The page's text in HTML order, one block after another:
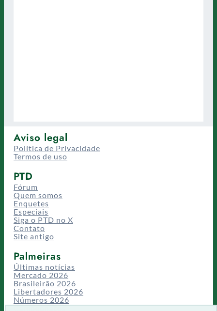
Aviso legal
Política de Privacidade
Termos de uso
PTD
Fórum
Quem somos
Enquetes
Especiais
Siga o PTD no X
Contato
Site antigo
Palmeiras
Últimas notícias
Mercado 2026
Brasileirão 2026
Libertadores 2026
Números 2026
Campeonatos